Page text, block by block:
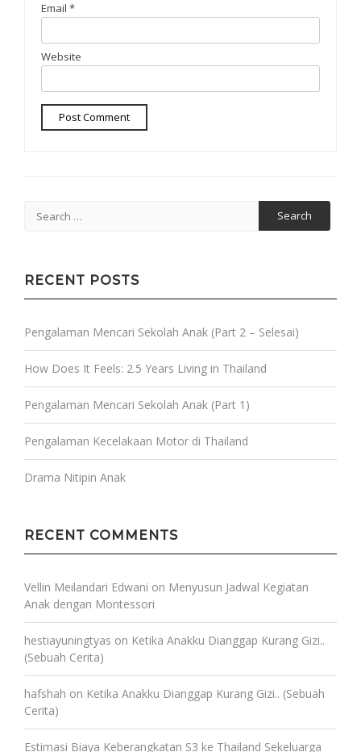
Email *
Website
for:
RECENT POSTS
Pengalaman Mencari Sekolah Anak (Part 2 – Selesai)
How Does It Feels: 2.5 Years Living in Thailand
Pengalaman Mencari Sekolah Anak (Part 1)
Pengalaman Kecelakaan Motor di Thailand
Drama Nitipin Anak
RECENT COMMENTS
Vellin Meilandari Edwani on Menyusun Jadwal Kegiatan
Anak dengan Montessori
hestiayuningtyas on Ketika Anakku Dianggap Kurang Gizi..
(Sebuah Cerita)
hafshah on Ketika Anakku Dianggap Kurang Gizi.. (Sebuah
Cerita)
Estimasi Biaya Keberangkatan S3 ke Thailand Sekeluarga